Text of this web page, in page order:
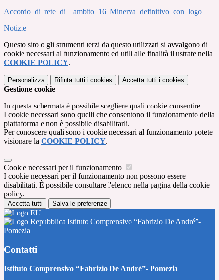
Accordo_di_rete_di__ambito_16_Minerva_definitivo_con_logo
Notizie
Questo sito o gli strumenti terzi da questo utilizzati si avvalgono di
cookie necessari al funzionamento ed utili alle finalità illustrate nella
COOKIE POLICY.
Personalizza Rifiuta tutti i cookies Accetta tutti i cookies
Gestione cookie
In questa schermata è possibile scegliere quali cookie consentire.
I cookie necessari sono quelli che consentono il funzionamento della
piattaforma e non è possibile disabilitarli.
Per conoscere quali sono i cookie necessari al funzionamento potete
visionare la COOKIE POLICY.
Cookie necessari per il funzionamento
I cookie necessari per il funzionamento non possono essere
disabilitati. È possibile consultare l'elenco nella pagina della cookie
policy.
Accetta tutti Salva le preferenze
Istituto Comprensivo “Fabrizio De André”-
Pomezia
Contatti
Istituto Comprensivo “Fabrizio De André”- Pomezia